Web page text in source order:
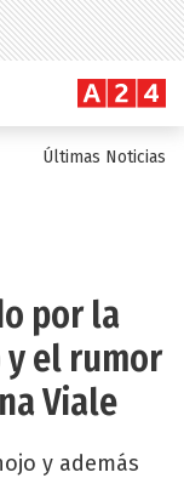
Últimas Noticias
por la
el rumor
Viale
y además